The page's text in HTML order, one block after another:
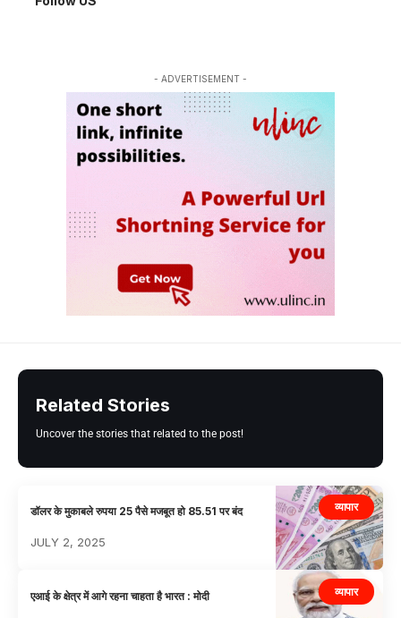
- ADVERTISEMENT -
Related Stories
Uncover the stories that related to the post!
व्यापार
डॉलर के मुकाबले रुपया 25 पैसे मजबूत हो 85.51 पर बंद
JULY 2, 2025
व्यापार
एआई के क्षेत्र में आगे रहना चाहता है भारत : मोदी